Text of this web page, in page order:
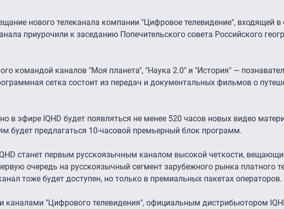
нового телеканала компании "Цифровое телевидение", входящей в
приурочили к заседанию Попечительского совета Российского
командой каналов "Моя планета", "Наука 2.0″ и "История" —
сетка состоит из передач и документальных фильмов о
в эфире IQHD будет появляться не менее 520 часов новых видео
будет предлагаться 10-часовой премьерный блок программ.
станет первым русскоязычным каналом высокой четкости,
очередь на русскоязычный сегмент зарубежного рынка платного
тоже будет доступен, но только в премиальных пакетах операторов.
каналами "Цифрового телевидения", официальным дистрибьютором